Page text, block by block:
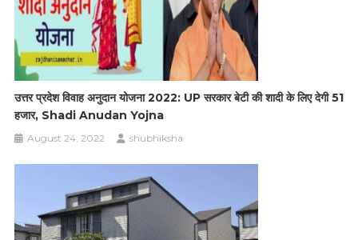
उत्तर प्रदेश विवाह अनुदान योजना 2022: UP सरकार बेटी की शादी के लिए देगी 51
हजार, Shadi Anudan Yojna
August 24, 2022 shubhiksha